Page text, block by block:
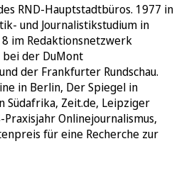
RND-Hauptstadtbüros. 1977 in
und Journalistikstudium in
im Redaktionsnetzwerk
bei der DuMont
der Frankfurter Rundschau.
in Berlin, Der Spiegel in
Südafrika, Zeit.de, Leipziger
Onlinejournalismus,
für eine Recherche zur